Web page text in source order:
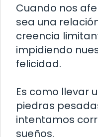
Cuando nos
sea una
creencia
impidiendo
felicidad.
Es como llevar
piedras
intentamos
sueños.